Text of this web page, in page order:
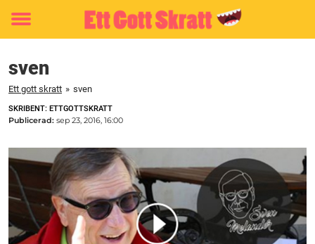
Toggle
sven
Ett gott skratt » sven
SKRIBENT: ETTGOTTSKRATT
Publicerad: sep 23, 2016, 16:00